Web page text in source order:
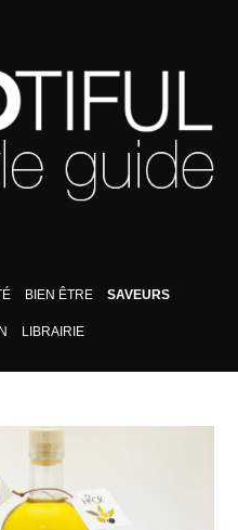
BIEN ÊTRE SAVEURS
LIBRAIRIE